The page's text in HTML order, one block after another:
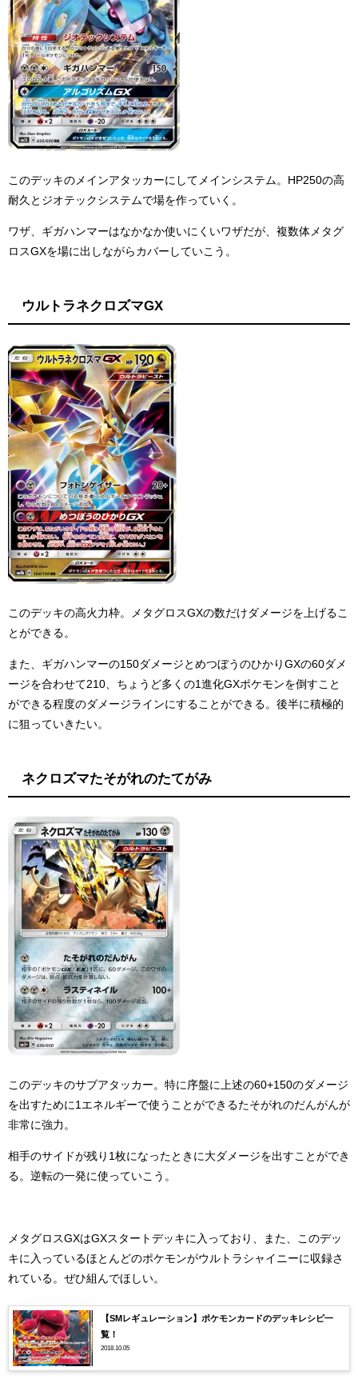
このデッキのメインアタッカーにしてメインシステム。HP250の高
耐久とジオテックシステムで場を作っていく。
ワザ、ギガハンマーはなかなか使いにくいワザだが、複数体メタグ
ロスGXを場に出しながらカバーしていこう。
ウルトラネクロズマGX
このデッキの高火力枠。メタグロスGXの数だけダメージを上げるこ
とができる。
また、ギガハンマーの150ダメージとめつぼうのひかりGXの60ダメ
ージを合わせて210、ちょうど多くの1進化GXポケモンを倒すこと
ができる程度のダメージラインにすることができる。後半に積極的
に狙っていきたい。
ネクロズマたそがれのたてがみ
このデッキのサブアタッカー。特に序盤に上述の60+150のダメージ
を出すために1エネルギーで使うことができるたそがれのだんがんが
非常に強力。
相手のサイドが残り1枚になったときに大ダメージを出すことができ
る。逆転の一発に使っていこう。
メタグロスGXはGXスタートデッキに入っており、また、このデッ
キに入っているほとんどのポケモンがウルトラシャイニーに収録さ
れている。ぜひ組んでほしい。
【SMレギュレーション】ポケモンカードのデッキレシピ一
覧！
2018.10.05